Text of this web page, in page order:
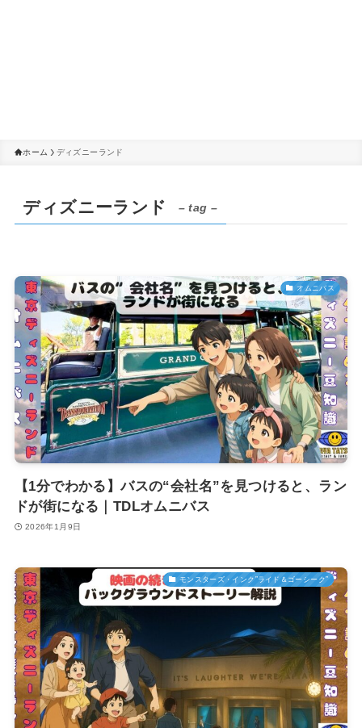
ホーム ディズニーランド
ディズニーランド – tag –
オムニバス
【1分でわかる】バスの“会社名”を見つけると、ラン
ドが街になる｜TDLオムニバス
2026年1月9日
モンスターズ・インク”ライド＆ゴーシーク”